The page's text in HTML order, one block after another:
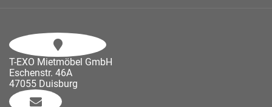
T-EXO Mietmöbel GmbH
Eschenstr. 46A
47055 Duisburg